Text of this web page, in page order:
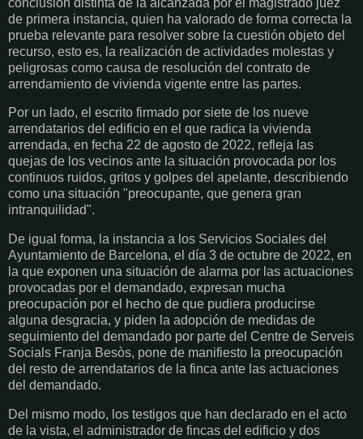
de primera instancia, quien ha valorado de forma correcta la
prueba relevante para resolver sobre la cuestión objeto del
recurso, esto es, la realización de actividades molestas y
peligrosas como causa de resolución del contrato de
arrendamiento de vivienda vigente entre las partes.
Por un lado, el escrito firmado por siete de los nueve
arrendatarios del edificio en el que radica la vivienda
arrendada, en fecha 22 de agosto de 2022, refleja las
quejas de los vecinos ante la situación provocada por los
continuos ruidos, gritos y golpes del apelante, describiendo
como una situación "preocupante, que genera gran
intranquilidad".
De igual forma, la instancia a los Servicios Sociales del
Ayuntamiento de Barcelona, el día 3 de octubre de 2022, en
la que exponen una situación de alarma por las actuaciones
provocadas por el demandado, expresan mucha
preocupación por el hecho de que pudiera producirse
alguna desgracia, y piden la adopción de medidas de
seguimiento del demandado por parte del Centre de Serveis
Socials Franja Besòs, pone de manifiesto la preocupación
del resto de arrendatarios de la finca ante las actuaciones
del demandado.
Del mismo modo, los testigos que han declarado en el acto
de la vista, el administrador de fincas del edificio y dos